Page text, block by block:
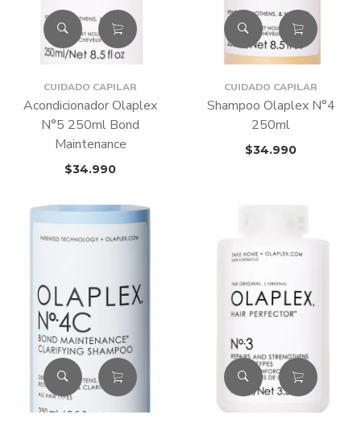
CUIDADO CAPILAR
Acondicionador Olaplex
N°5 250ml Bond
Maintenance
$34.990
CUIDADO CAPILAR
Shampoo Olaplex N°4
250ml
$34.990